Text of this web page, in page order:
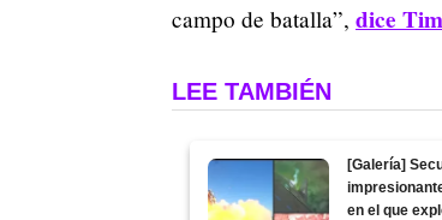
campo de batalla”, dice
LEE TAMBIÉN
[Galería]
en el que